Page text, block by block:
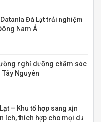
Đà Lạt trải nghiệm
Nam Á
nghỉ dưỡng chăm sóc
Nguyên
– Khu tổ hợp sang xịn
ích, thích hợp cho mọi du